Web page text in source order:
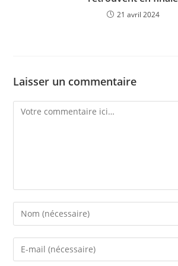
21 avril 2024
Laisser un commentaire
Comment
Enter
your
name
Enter
your